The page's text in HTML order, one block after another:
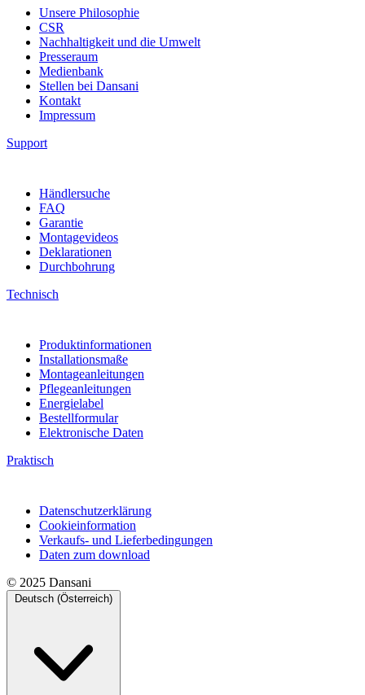
Unsere Philosophie
CSR
Nachhaltigkeit und die Umwelt
Presseraum
Medienbank
Stellen bei Dansani
Kontakt
Impressum
Support
Händlersuche
FAQ
Garantie
Montagevideos
Deklarationen
Durchbohrung
Technisch
Produktinformationen
Installationsmaße
Montageanleitungen
Pflegeanleitungen
Energielabel
Bestellformular
Elektronische Daten
Praktisch
Datenschutzerklärung
Cookieinformation
Verkaufs- und Lieferbedingungen
Daten zum download
© 2025 Dansani
Deutsch (Österreich)